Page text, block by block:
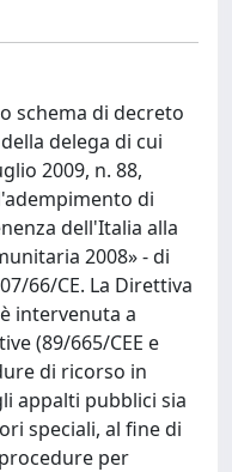
schema di decreto
delega di cui
2009, n. 88,
di
dell'Italia alla
2008» - di
66/CE. La Direttiva
intervenuta a
(89/665/CEE e
di ricorso in
appalti pubblici sia
speciali, al fine di
per